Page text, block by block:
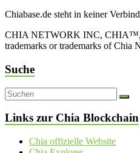
Chiabase.de steht in keiner
CHIA NETWORK INC, CHIA™,
trademarks or trademarks of Chia
Suche
Links zur Chia Blockchain
Chia offizielle Website